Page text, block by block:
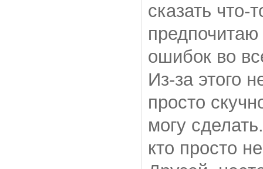
сказать что-
ошибок во
Из-за этого
просто
могу
кто просто